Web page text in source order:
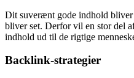
Dit suverænt gode indhold
bliver set. Derfor vil en stor del
indhold ud til de rigtige
Backlink-strategier